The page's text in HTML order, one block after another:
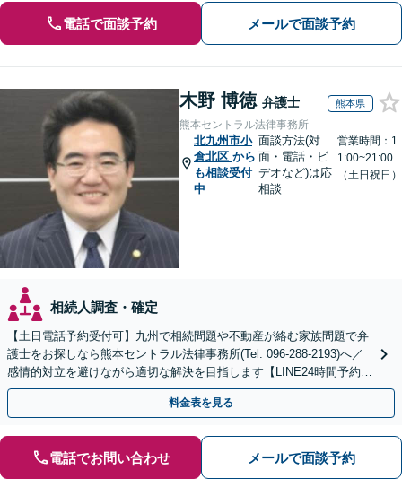
電話で面談予約 メールで面談予約
木野 博徳 弁護士 熊本県
熊本セントラル法律事務所
北九州市小
倉北区 から
も相談受付
中
面談方法(対
面・電話・ビ
デオなど)は応
相談
営業時間：1
1:00~21:00
（土日祝日）
相続人調査・確定
【土日電話予約受付可】九州で相続問題や不動産が絡む家族問題で弁
護士をお探しなら熊本セントラル法律事務所(Tel: 096-288-2193)へ／
感情的対立を避けながら適切な解決を目指します【LINE24時間予約受
付可】【休日・夜間相談可】
料金表を見る
電話でお問い合わせ メールで面談予約